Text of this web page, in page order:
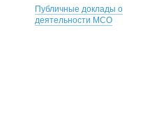
Публичные доклады о
деятельности МСО